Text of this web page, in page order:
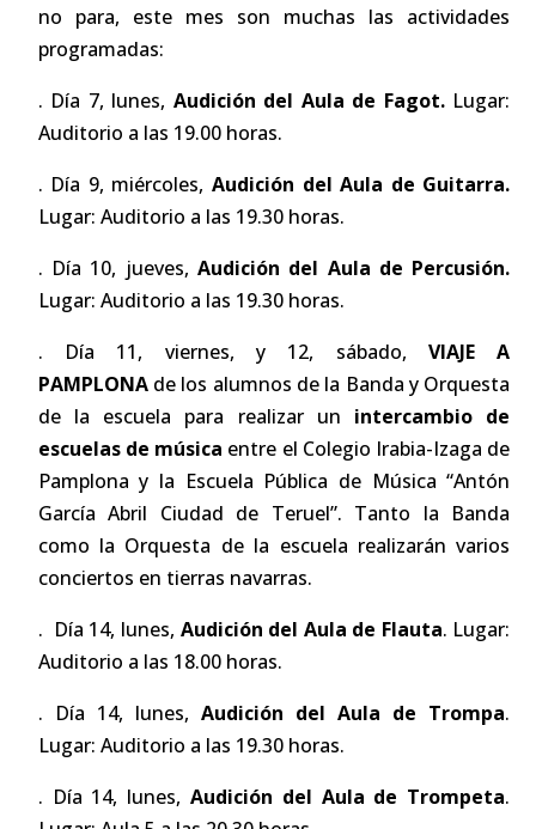
no para, este mes son muchas las actividades
programadas:
. Día 7, lunes, Audición del Aula de Fagot.Lugar:
Auditorio a las 19.00 horas.
. Día 9, miércoles, Audición del Aula de Guitarra.
Lugar: Auditorio a las 19.30 horas.
. Día 10, jueves, Audición del Aula de Percusión.
Lugar: Auditorio a las 19.30 horas.
. Día 11, viernes, y 12, sábado, VIAJE A
PAMPLONAde los alumnos de la Banda y Orquesta
de la escuela para realizar un intercambio de
escuelas de música entre el Colegio Irabia-Izaga de
Pamplona y la Escuela Pública de Música “Antón
García Abril Ciudad de Teruel”. Tanto la Banda
como la Orquesta de la escuela realizarán varios
conciertos en tierras navarras.
. Día 14, lunes, Audición del Aula de Flauta. Lugar:
Auditorio a las 18.00 horas.
. Día 14, lunes, Audición del Aula de Trompa.
Lugar: Auditorio a las 19.30 horas.
. Día 14, lunes, Audición del Aula de Trompeta.